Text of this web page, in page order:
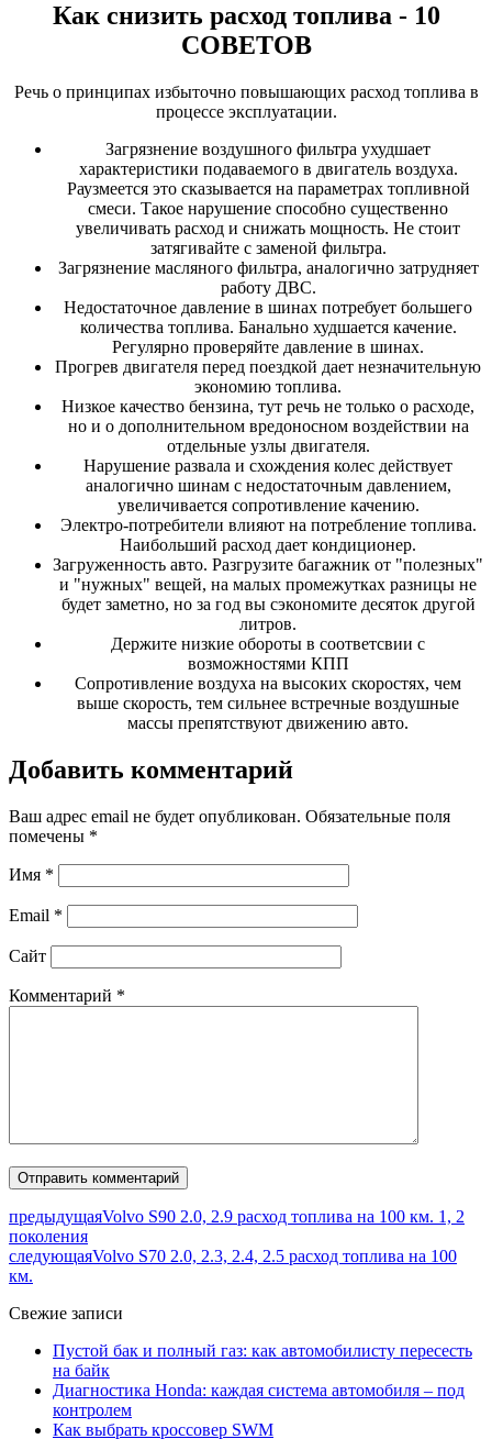
Как снизить расход топлива - 10
СОВЕТОВ
Речь о принципах избыточно повышающих расход топлива в
процессе эксплуатации.
Загрязнение воздушного фильтра ухудшает
характеристики подаваемого в двигатель воздуха.
Раузмеется это сказывается на параметрах топливной
смеси. Такое нарушение способно существенно
увеличивать расход и снижать мощность. Не стоит
затягивайте с заменой фильтра.
Загрязнение масляного фильтра, аналогично затрудняет
работу ДВС.
Недостаточное давление в шинах потребует большего
количества топлива. Банально худшается качение.
Регулярно проверяйте давление в шинах.
Прогрев двигателя перед поездкой дает незначительную
экономию топлива.
Низкое качество бензина, тут речь не только о расходе,
но и о дополнительном вредоносном воздействии на
отдельные узлы двигателя.
Нарушение развала и схождения колес действует
аналогично шинам с недостаточным давлением,
увеличивается сопротивление качению.
Электро-потребители влияют на потребление топлива.
Наибольший расход дает кондиционер.
Загруженность авто. Разгрузите багажник от "полезных"
и "нужных" вещей, на малых промежутках разницы не
будет заметно, но за год вы сэкономите десяток другой
литров.
Держите низкие обороты в соответсвии с
возможностями КПП
Сопротивление воздуха на высоких скоростях, чем
выше скорость, тем сильнее встречные воздушные
массы препятствуют движению авто.
Добавить комментарий
Ваш адрес email не будет опубликован. Обязательные поля
помечены *
Имя *
Email *
Сайт
Комментарий *
предыдущаяVolvo S90 2.0, 2.9 расход топлива на 100 км. 1, 2
поколения
следующаяVolvo S70 2.0, 2.3, 2.4, 2.5 расход топлива на 100
км.
Свежие записи
Пустой бак и полный газ: как автомобилисту пересесть
на байк
Диагностика Honda: каждая система автомобиля – под
контролем
Как выбрать кроссовер SWM